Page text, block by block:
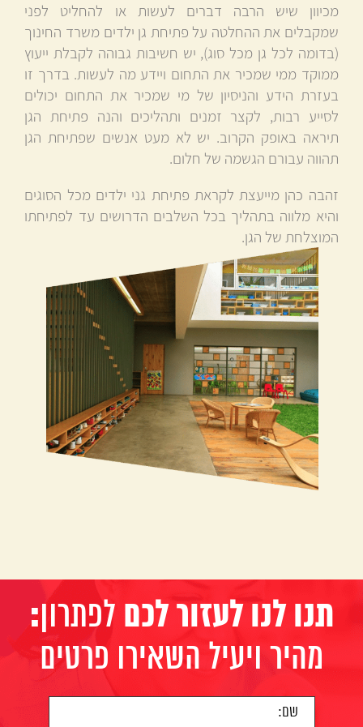
מכיוון שיש הרבה דברים לעשות או להחליט לפני
שמקבלים את ההחלטה על פתיחת גן ילדים משרד החינוך
(בדומה לכל גן מכל סוג), יש חשיבות גבוהה לקבלת ייעוץ
ממוקד ממי שמכיר את התחום ויידע מה לעשות. בדרך זו
בעזרת הידע והניסיון של מי שמכיר את התחום יכולים
לסייע רבות, לקצר זמנים ותהליכים והנה פתיחת הגן
תיראה באופק הקרוב. יש לא מעט אנשים שפתיחת הגן
תהווה עבורם הגשמה של חלום.
זהבה כהן מייעצת לקראת פתיחת גני ילדים מכל הסוגים
והיא מלווה בתהליך בכל השלבים הדרושים עד לפתיחתו
המוצלחת של הגן.
:תנו לנו לעזור לכם לפתרון
מהיר ויעיל השאירו פרטים